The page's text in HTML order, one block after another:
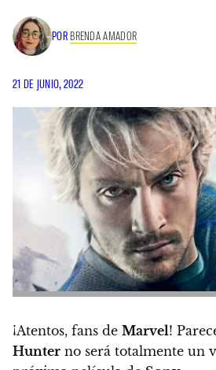
POR BRENDA AMADOR
21 DE JUNIO, 2022
¡Atentos, fans de Marvel!
Hunter no será totalmente un